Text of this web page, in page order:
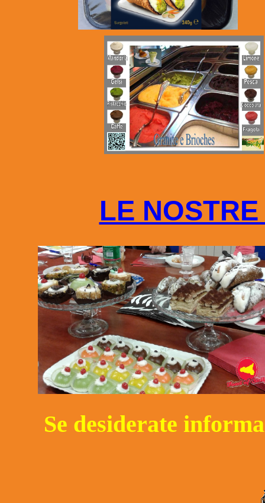
LE
Se desiderate